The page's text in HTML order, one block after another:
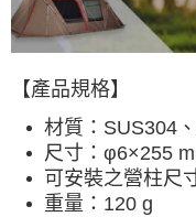
宅配
每筆NT$80，滿NT$490(
離島宅配
付款後門市自取
免運費
【產品規格】
材質： SUS304
尺寸： φ6×255
可安裝之營柱尺
重量： 120 g